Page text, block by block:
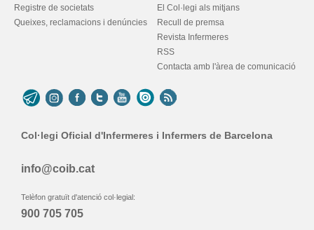
Registre de societats
Queixes, reclamacions i denúncies
El Col·legi als mitjans
Recull de premsa
Revista Infermeres
RSS
Contacta amb l'àrea de comunicació
Col·legi Oficial d'Infermeres i Infermers de Barcelona
info@coib.cat
Telèfon gratuït d'atenció col·legial:
900 705 705